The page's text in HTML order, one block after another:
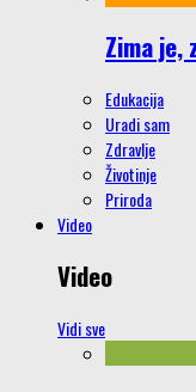
Zima je,
Edukacija
Uradi sam
Zdravlje
Životinje
Priroda
Video
Video
Vidi sve